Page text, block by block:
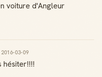
voiture d'Angleur
2016-03-09
hésiter!!!!